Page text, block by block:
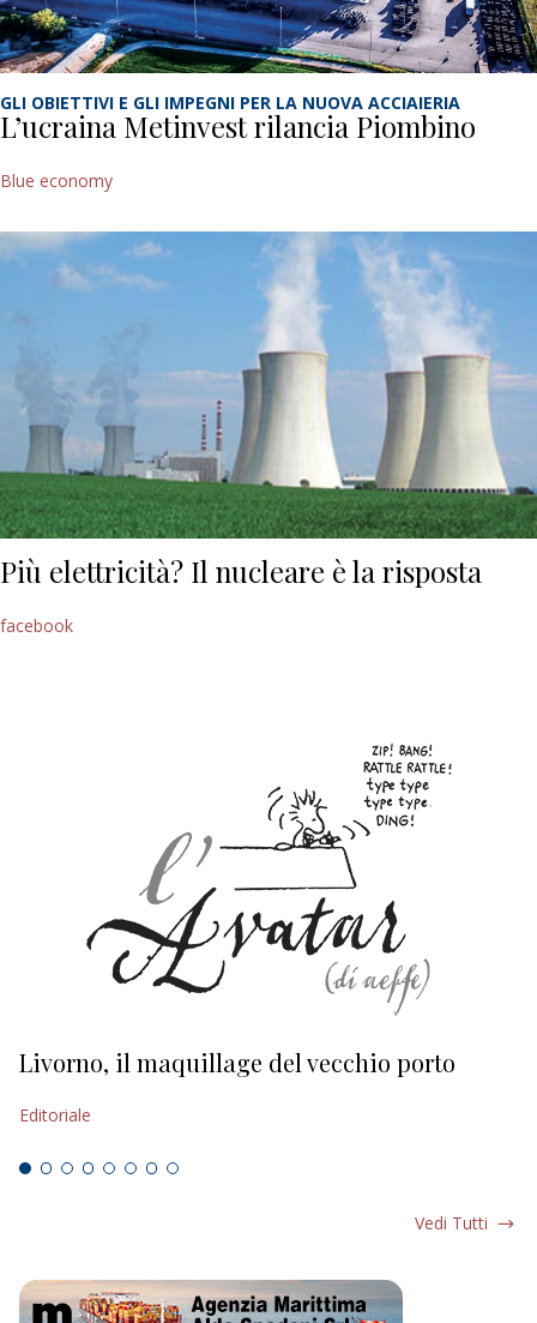
GLI OBIETTIVI E GLI IMPEGNI PER LA NUOVA ACCIAIERIA
L’ucraina Metinvest rilancia Piombino
Blue economy
Più elettricità? Il nucleare è la risposta
facebook
Livorno, il maquillage del vecchio porto
Editoriale
Vedi Tutti